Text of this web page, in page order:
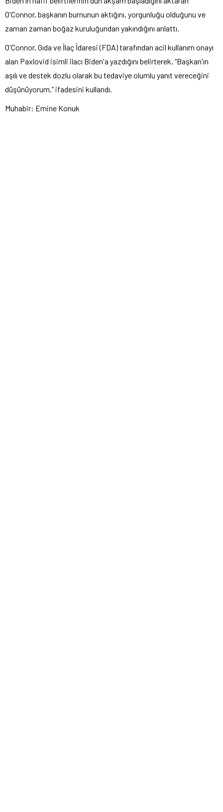
O'Connor, başkanın burnunun aktığını, yorgunluğu olduğunu ve
zaman zaman boğaz kuruluğundan yakındığını anlattı.
O'Connor, Gıda ve İlaç İdaresi (FDA) tarafından acil kullanım onayı
alan Paxlovid isimli ilacı Biden'a yazdığını belirterek, “Başkan'ın
aşılı ve destek dozlu olarak bu tedaviye olumlu yanıt vereceğini
düşünüyorum.” ifadesini kullandı.
Muhabir: Emine Konuk